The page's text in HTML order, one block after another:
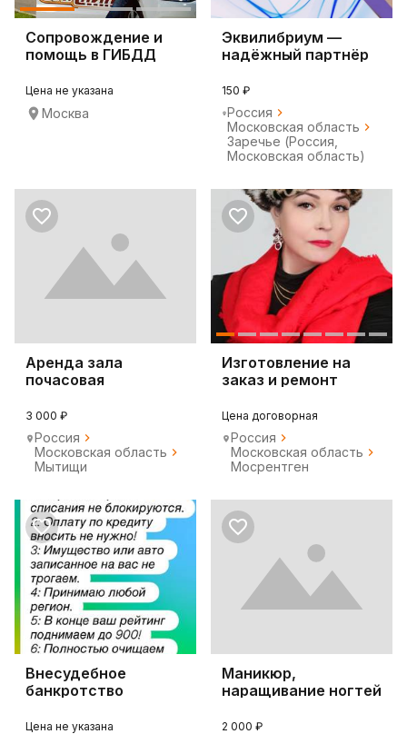
Сопровождение и
помощь в ГИБДД
Цена не указана
Москва
Эквилибриум —
надёжный партнёр
150 ₽
Россия
Московская область
Заречье (Россия,
Московская область)
Аренда зала
почасовая
3 000 ₽
Россия
Московская область
Мытищи
Изготовление на
заказ и ремонт
Цена договорная
Россия
Московская область
Мосрентген
Внесудебное
банкротство
Цена не указана
Маникюр,
наращивание ногтей
2 000 ₽